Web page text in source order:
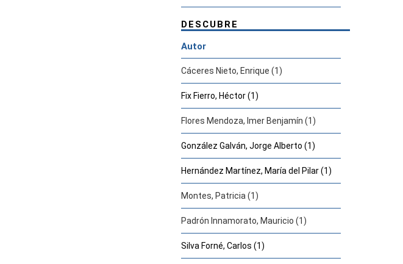
DESCUBRE
Autor
Cáceres Nieto, Enrique (1)
Fix Fierro, Héctor (1)
Flores Mendoza, Imer Benjamín (1)
González Galván, Jorge Alberto (1)
Hernández Martínez, María del Pilar (1)
Montes, Patricia (1)
Padrón Innamorato, Mauricio (1)
Silva Forné, Carlos (1)